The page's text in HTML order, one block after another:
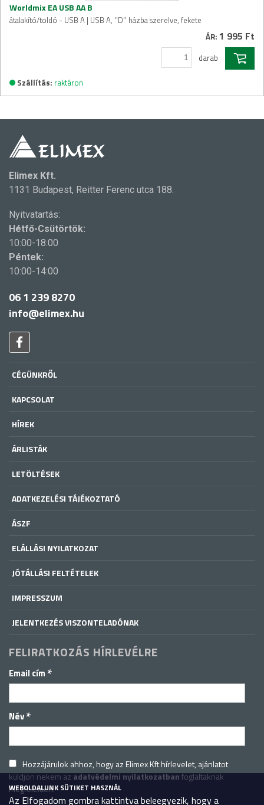
Worldmix EA USB AA B
átalakító/toldó - USB A | USB A, ''D'' házba szerelve, fekete
ÁR: 1 995 Ft
darab
Szállítás: raktáron
Elimex Kft.
1131 Budapest, Reitter Ferenc utca 188.
Nyitvatartás:
Hétfő-Csütörtök:
10:00-18:00
Péntek:
10:00-14:00
06 1 239 8270
info@elimex.hu
CÉGÜNKRŐL
KAPCSOLAT
HÍREK
ÁRLISTÁK
LETÖLTÉSEK
ADATKEZELÉSI TÁJÉKOZTATÓ
ÁSZF
ELÁLLÁSI NYILATKOZAT
JÓTÁLLÁSI FELTÉTELEK
IMPRESSZUM
JELENTKEZÉS VISZONTELADÓNAK
FELIRATKOZÁS HÍRLEVÉLRE
Email cím *
Név*
Hozzájárulok ahhoz, hogy az Elimex Kft hírlevelet, ajánlatot
küldjön nekem azadatvédelmi nyilatkozatbanfoglaltaknak
megfelelően.
WEBOLDALUNK SÜTIKET HASZNÁL
Az Elfogadom gombra kattintva beleegyezik, hogy a